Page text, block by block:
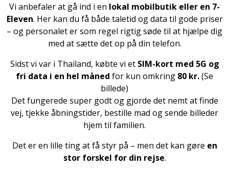
Vi anbefaler at gå ind i en lokal mobilbutik eller en 7-
Eleven. Her kan du få både taletid og data til gode priser
– og personalet er som regel rigtig søde til at hjælpe dig
med at sætte det op på din telefon.
Sidst vi var i Thailand, købte vi et SIM-kort med 5G og
fri data i en hel måned for kun omkring 80 kr.(Se
billede)
Det fungerede super godt og gjorde det nemt at finde
vej, tjekke åbningstider, bestille mad og sende billeder
hjem til familien.
Det er en lille ting at få styr på – men det kan gøre en
stor forskel for din rejse.